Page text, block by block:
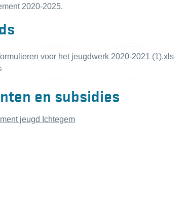
2020-2025.
voor het jeugdwerk 2020-2021 (1).xls
en subsidies
jeugd Ichtegem